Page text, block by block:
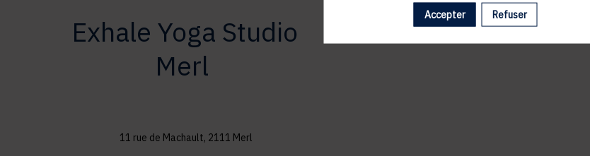
Exhale Yoga Studio
Merl
11 rue de Machault, 2111 Merl
Accepter Refuser